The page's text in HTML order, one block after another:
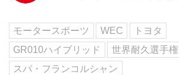
モータースポーツ WEC
トヨタ
GR010ハイブリッド
世界耐久選手権
スパ・フランコルシャン